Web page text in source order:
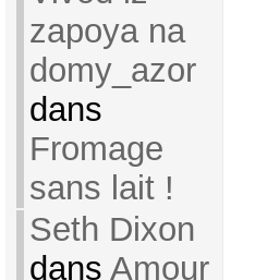
zapoya na
domy_azor
dans
Fromage
sans lait !
Seth Dixon
dans Amour